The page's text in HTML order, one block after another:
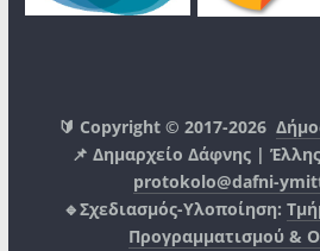
🔰 Copyright © 2017-2026
📌 Δημαρχείο Δάφνης |
protokolo@dafni-
🔹Σχεδιασμός-Υλοποίηση:
Προγραμματισμού &